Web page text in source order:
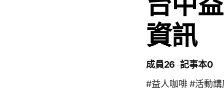
資訊
成員26 記事本0
#益人咖啡 #活動